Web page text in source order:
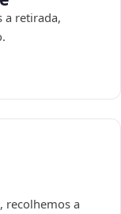
a retirada,
recolhemos a